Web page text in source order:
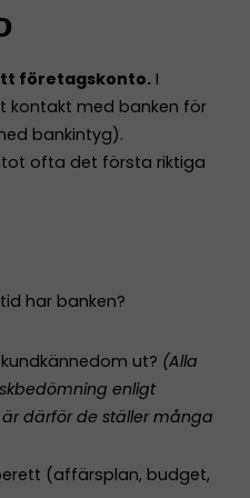
företagskonto. I
kontakt med banken för
bankintyg).
ofta det första riktiga
har banken?
ut? (Alla
enligt
därför de ställer många
(affärsplan, budget,